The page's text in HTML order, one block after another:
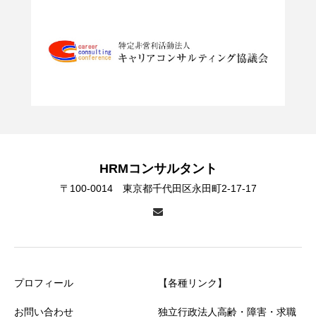
HRMコンサルタント
〒100-0014 東京都千代田区永田町2-17-17
プロフィール
お問い合わせ
【各種リンク】
独立行政法人高齢・障害・求職